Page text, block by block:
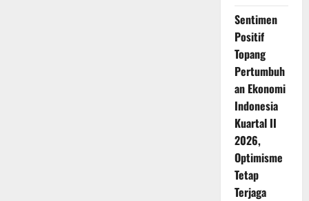
Sentimen
Positif
Topang
Pertumbuh
an Ekonomi
Indonesia
Kuartal II
2026,
Optimisme
Tetap
Terjaga